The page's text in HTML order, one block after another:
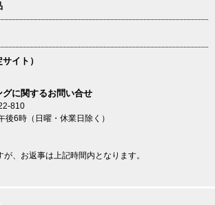
イト）
に関するお問い合せ
810
6時（日曜・休業日除く）
、お返事は上記時間内となります。